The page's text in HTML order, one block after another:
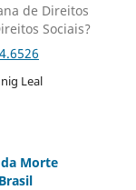
de Direitos
Sociais?
Leal
Morte